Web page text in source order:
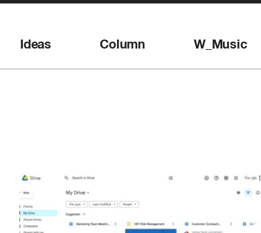
Ideas Column W_Music